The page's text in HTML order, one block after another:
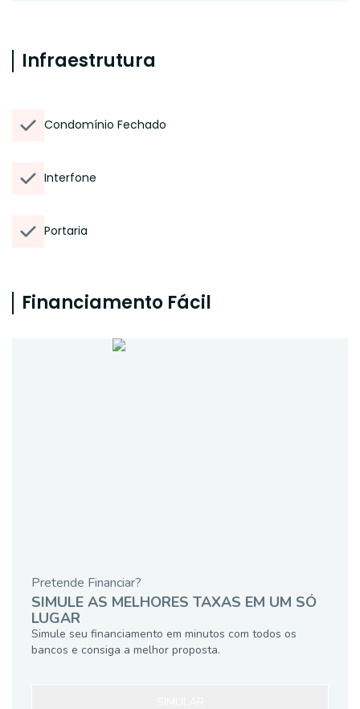
Infraestrutura
Condomínio Fechado
Interfone
Portaria
Financiamento Fácil
Pretende Financiar?
SIMULE AS MELHORES TAXAS EM UM SÓ
LUGAR
Simule seu financiamento em minutos com todos os
bancos e consiga a melhor proposta.